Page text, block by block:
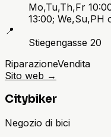
Mo,Tu,Th,Fr
13:00; We,Su,PH
📍
Stiegengasse 20
RiparazioneVendita
Sito web →
Citybiker
Negozio di bici